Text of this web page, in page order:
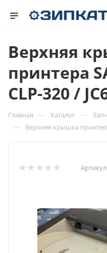
Верхняя
принтера
CLP-320 /
Главная — Каталог —
— Верхняя крышка